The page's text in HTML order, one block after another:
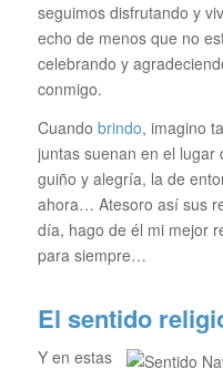
seguimos disfrutando y
echo de menos que no
celebrando y
conmigo.
Cuando brindo, imagino
juntas suenan en el lugar
guiño y alegría, la de
ahora… Atesoro así sus
día, hago de él mi mejor
para siempre…
El sentido
Y en estas